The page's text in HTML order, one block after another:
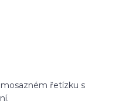
řetízku s